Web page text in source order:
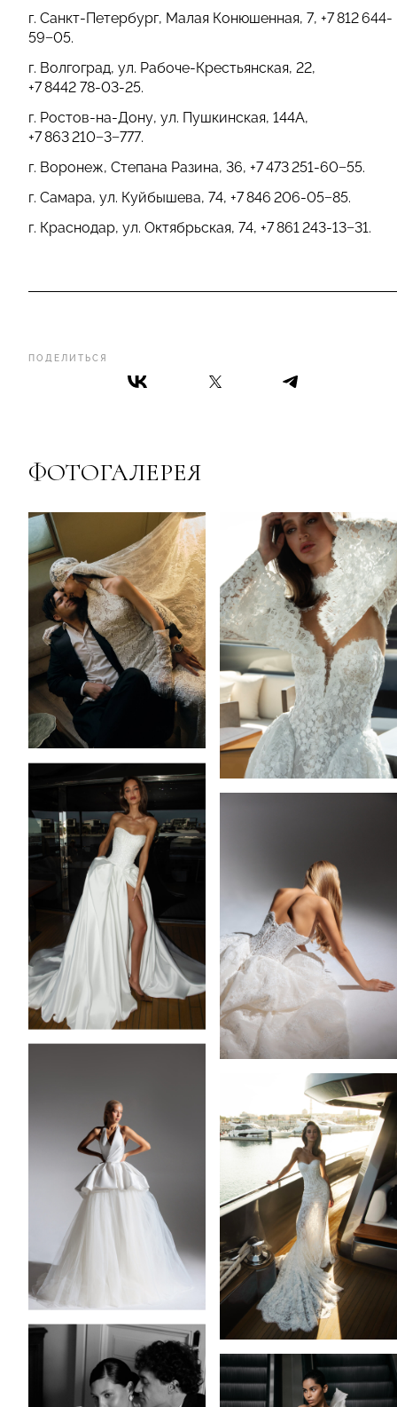
ПОДЕЛИТЬСЯ
г. Санкт-Петербург, Малая Конюшенная, 7, +7 812 644-
59−05.
г. Волгоград, ул. Рабоче-Крестьянская, 22,
+7 8442 78-03-25.
г. Ростов-на-Дону, ул. Пушкинская, 144А,
+7 863 210−3−777.
г. Воронеж, Степана Разина, 36, +7 473 251-60−55.
г. Самара, ул. Куйбышева, 74, +7 846 206-05−85.
г. Краснодар, ул. Октябрьская, 74, +7 861 243-13−31.
ФОТОГАЛЕРЕЯ